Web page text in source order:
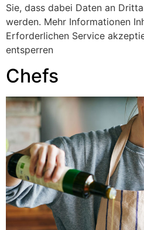
Sie, dass dabei Daten an
werden. Mehr Informationen
Erforderlichen Service
entsperren
Chefs